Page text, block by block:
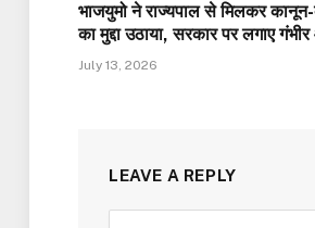
भाजयुमो ने राज्यपाल से मिलकर
का मुद्दा उठाया, सरकार पर लगाए
July 13, 2026
LEAVE A REPLY